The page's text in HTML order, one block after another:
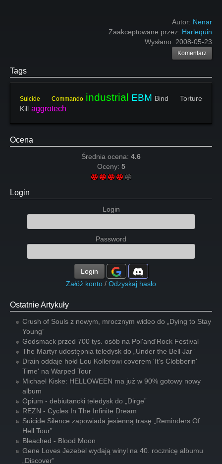
Autor: Nenar
Zaakceptowane przez: Harlequin
Wysłano: 2008-05-23
Komentarz
Tags
Suicide Commando industrial EBM Bind Torture
Kill aggrotech
Ocena
Średnia ocena: 4.6
Oceny: 5
Login
Login
Password
Login
Załóż konto / Odzyskaj hasło
Ostatnie Artykuły
Crush of Souls z nowym, mrocznym wideo do „Dying to Stay
Young”
Godsmack przed 700 tys. osób na Pol'and'Rock Festival
The Martyr udostępnia teledysk do „Under the Bell Jar”
Drain oddaje hołd Lou Kollerowi coverem 'It's Clobberin'
Time' na Warped Tour
Michael Kiske: HELLOWEEN ma już w 90% gotowy nowy
album
Opium - debiutancki teledysk do „Dirge”
REZN - Cycles In The Infinite Dream
Suicide Silence zapowiada jesienną trasę „Reminders Of
Hell Tour”
Bleached - Blood Moon
Gene Loves Jezebel wydają winyl na 40. rocznicę albumu
„Discover”